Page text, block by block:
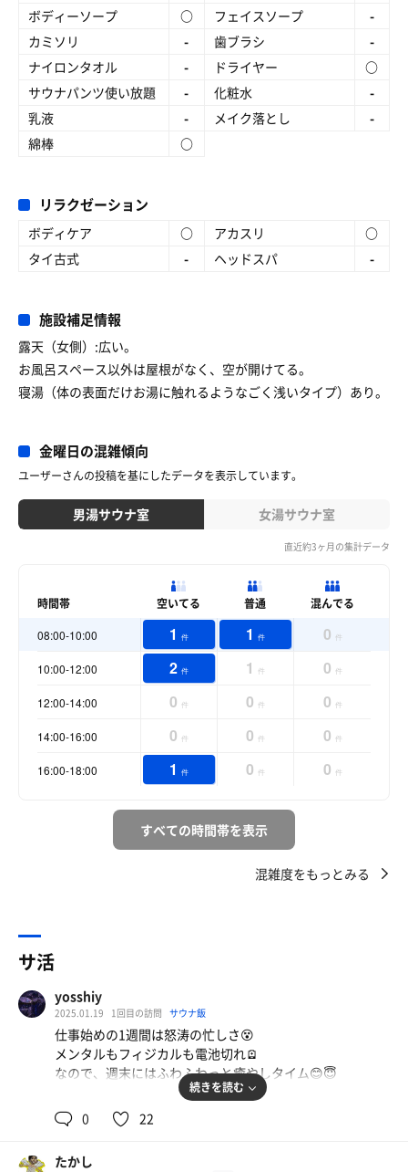
ボディーソープ
○ フェイスソープ
-
カミソリ
- 歯ブラシ
-
ナイロンタオル
- ドライヤー
○
サウナパンツ使い放題
- 化粧水
-
乳液
- メイク落とし
-
綿棒
○
リラクゼーション
ボディケア ○ アカスリ
○
タイ古式
- ヘッドスパ -
施設補足情報
露天（女側）:広い。
お風呂スペース以外は屋根がなく、空が開けてる。
寝湯（体の表面だけお湯に触れるようなごく浅いタイプ）あり。
金曜日の混雑傾向
ユーザーさんの投稿を基にしたデータを表示しています。
男湯サウナ室 女湯サウナ室
直近約3ヶ月の集計データ
時間帯 空いてる 普通 混んでる
08:00-10:00 1 件 1 件 0 件
10:00-12:00 2 件 1 件 0 件
12:00-14:00 0 件 0 件 0 件
14:00-16:00 0 件 0 件 0 件
16:00-18:00 1 件 0 件 0 件
すべての時間帯を表示
混雑度をもっとみる
サ活
yosshiy
2025.01.19 1回目の訪問 サウナ飯
仕事始めの1週間は怒涛の忙しさ😵
メンタルもフィジカルも電池切れ🪫
なので、週末にはふわふわっと癒やしタイム😊😇
でも、別アレンジも必要なので、
ジャーーン！！🎉
続きを読む
0 22
たかし